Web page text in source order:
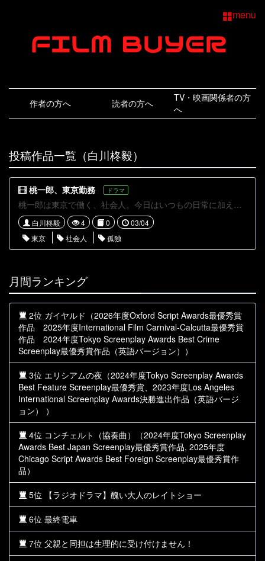
menu
作者の方へ 読者の方へ
TV・映画関係者の方
へ
投稿作品一覧（白川柊毅）
桃一郎、東京勤務 ドラマ
桃一郎は東京で働く、社会人。今日はいつもの日常に加え、意外な再会をする。
白川柊毅 4 0
03/04
東京
社会人 孤独
月間ランキング
2位 ガイヤルド（2026年度Oxford Script Awards最優秀賞
作品 2025年度International Film Carnival-Calcutta最優秀賞
作品 2024年度Tokyo Screenplay Awards Best Crime
Screenplay最優秀賞作品（英語バージョン））
3位 エリシアムの夜（2024年度Tokyo Screenplay Awards
Best Feature Screenplay最優秀賞、2023年度Los Angeles
International Screenplay Awards決勝進出作品（英語バージ
ョン） ）
4位 コンチェルト（協奏曲）（2024年度Tokyo Screenplay
Awards Best Japan Screenplay最優秀賞作品, 2025年度
Chicago Script Awards Best Foreign Screenplay最優秀賞作
品）
5位 【ラジオドラマ】醜い大人のレイトショー
6位 最終電車
7位 父親と同担は生理的に受け付けません！